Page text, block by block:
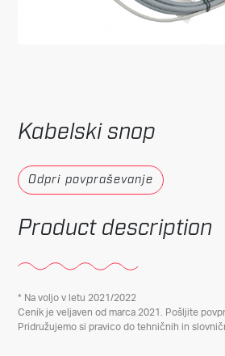
Kabelski snop
Odpri povpraševanje
Product description
* Na voljo v letu 2021/2022
Cenik je veljaven od marca 2021. Pošljite
Pridružujemo si pravico do tehničnih in